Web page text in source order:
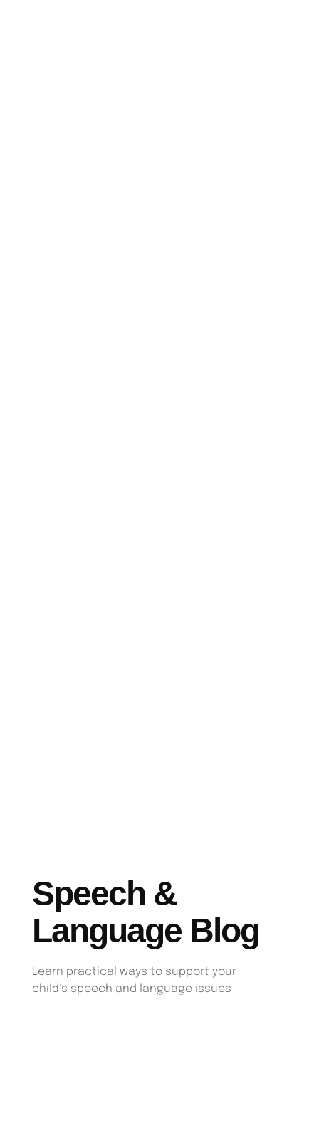
Speech &
Language Blog
Learn practical ways to support your
child’s speech and language issues